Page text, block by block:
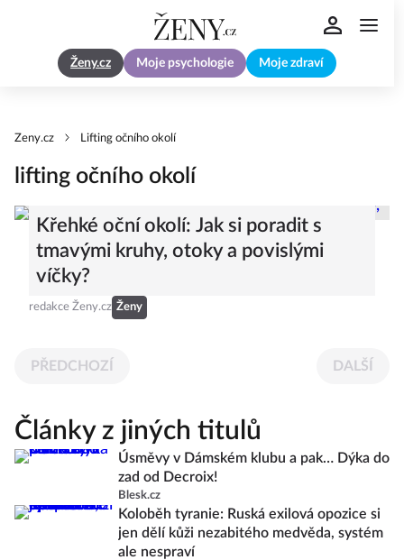
Ženy.cz Moje psychologie Moje zdraví
Zeny.cz Lifting očního okolí
lifting očního okolí
Křehké oční okolí: Jak si poradit s
tmavými kruhy, otoky a povislými
víčky?
redakce Ženy.cz Ženy
PŘEDCHOZÍ DALŠÍ
Články z jiných titulů
Úsměvy v Dámském klubu a pak… Dýka do
zad od Decroix!
Blesk.cz
Koloběh tyranie: Ruská exilová opozice si
jen dělí kůži nezabitého medvěda, systém
ale nespraví